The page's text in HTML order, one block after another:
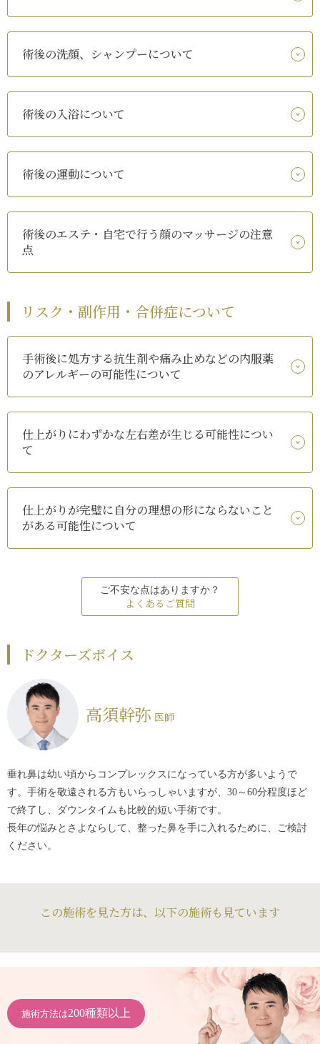
術後の洗顔、シャンプーについて
術後の入浴について
術後の運動について
術後のエステ・自宅で行う顔のマッサージの注意
点
リスク・副作用・合併症について
手術後に処方する抗生剤や痛み止めなどの内服薬
のアレルギーの可能性について
仕上がりにわずかな左右差が生じる可能性につい
て
仕上がりが完璧に自分の理想の形にならないこと
がある可能性について
ご不安な点はありますか？
よくあるご質問
ドクターズボイス
高須幹弥 医師
垂れ鼻は幼い頃からコンプレックスになっている方が多いようで
す。手術を敬遠される方もいらっしゃいますが、30～60分程度ほど
で終了し、ダウンタイムも比較的短い手術です。
長年の悩みとさよならして、整った鼻を手に入れるために、ご検討
ください。
この施術を見た方は、以下の施術も見ています
施術方法は200種類以上